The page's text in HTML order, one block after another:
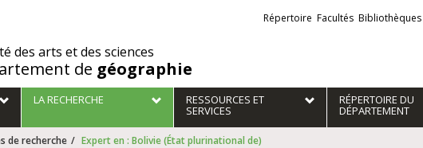
des arts et des sciences
de géographie
Liens
externes
Répertoire Facultés Bibliothèques
LA RECHERCHE RESSOURCES ET
SERVICES
RÉPERTOIRE DU
DÉPARTEMENT
de recherche Expert en : Bolivie (État plurinational de)